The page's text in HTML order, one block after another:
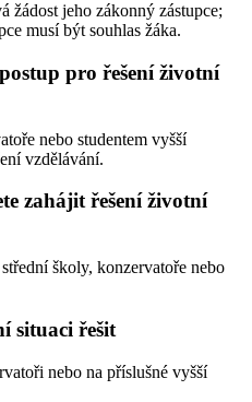
žádost jeho zákonný zástupce;
musí být souhlas žáka.
pro řešení životní
nebo studentem vyšší
vzdělávání.
zahájit řešení životní
školy, konzervatoře nebo
situaci řešit
nebo na příslušné vyšší